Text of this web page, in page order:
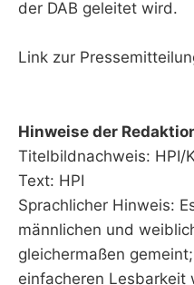
der DAB geleitet wird.
Link zur
Hinweise der
Titelbildnachweis: HPI/
Text: HPI
Sprachlicher Hinweis:
männlichen und
gleichermaßen
einfacheren Lesbarkeit